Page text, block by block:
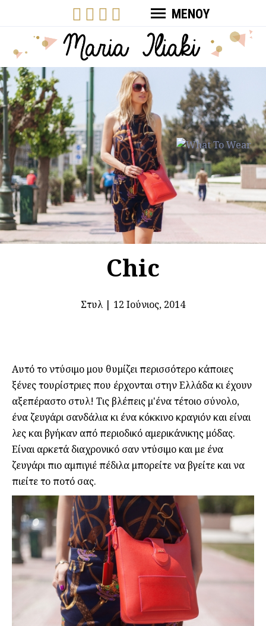
ΜΕΝΟΥ
Chic
Στυλ| 12 Ιούνιος, 2014
Αυτό το ντύσιμο μου θυμίζει περισσότερο κάποιες
ξένες τουρίστριες που έρχονται στην Ελλάδα κι έχουν
αξεπέραστο στυλ! Τις βλέπεις μ'ένα τέτοιο σύνολο,
ένα ζευγάρι σανδάλια κι ένα κόκκινο κραγιόν και είναι
λες και βγήκαν από περιοδικό αμερικάνικης μόδας.
Είναι αρκετά διαχρονικό σαν ντύσιμο και με ένα
ζευγάρι πιο αμπιγιέ πέδιλα μπορείτε να βγείτε και να
πιείτε το ποτό σας.